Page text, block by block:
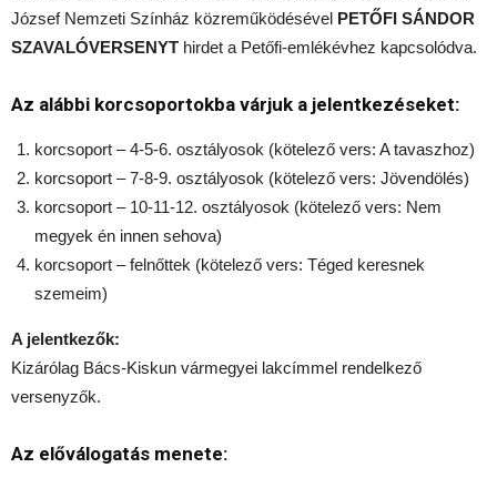
József Nemzeti Színház közreműködésével PETŐFI SÁNDOR
SZAVALÓVERSENYT hirdet a Petőfi-emlékévhez kapcsolódva.
Az alábbi korcsoportokba várjuk a jelentkezéseket:
korcsoport – 4-5-6. osztályosok (kötelező vers: A tavaszhoz)
korcsoport – 7-8-9. osztályosok (kötelező vers: Jövendölés)
korcsoport – 10-11-12. osztályosok (kötelező vers: Nem
megyek én innen sehova)
korcsoport – felnőttek (kötelező vers: Téged keresnek
szemeim)
A jelentkezők:
Kizárólag Bács-Kiskun vármegyei lakcímmel rendelkező
versenyzők.
Az előválogatás menete: